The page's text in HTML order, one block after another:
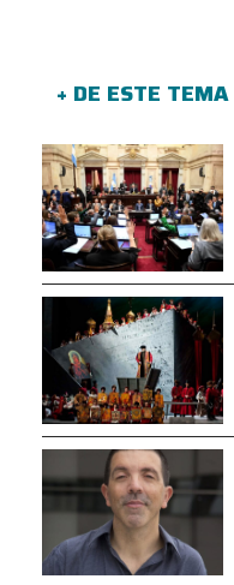
+ DE ESTE TEMA